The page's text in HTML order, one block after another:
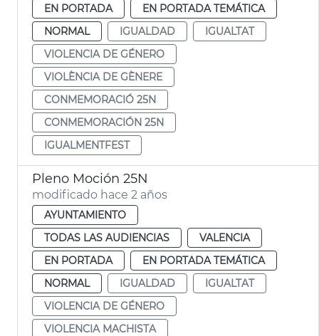
EN PORTADA
EN PORTADA TEMÁTICA
NORMAL
IGUALDAD
IGUALTAT
VIOLENCIA DE GÉNERO
VIOLÈNCIA DE GÈNERE
CONMEMORACIÓ 25N
CONMEMORACIÓN 25N
IGUALMENTFEST
Pleno Moción 25N
modificado hace 2 años
AYUNTAMIENTO
TODAS LAS AUDIENCIAS
VALENCIA
EN PORTADA
EN PORTADA TEMÁTICA
NORMAL
IGUALDAD
IGUALTAT
VIOLENCIA DE GÉNERO
VIOLENCIA MACHISTA